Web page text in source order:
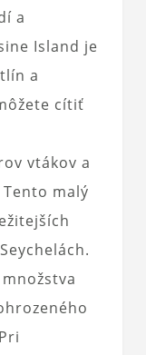
a
Island je
a
cítiť
vtákov a
malý